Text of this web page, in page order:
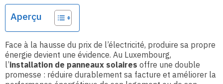
Aperçu
Face à la hausse du prix de l’électricité, produire sa propre
énergie devient une évidence. Au Luxembourg,
l’installation de panneaux solaires offre une double
promesse : réduire durablement sa facture et améliorer la